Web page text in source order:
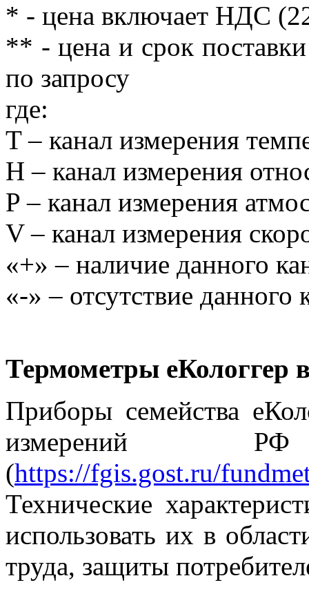
* - цена включает НДС
** - цена и срок
по запросу
где:
T – канал измерения
H – канал измерения
P – канал измерения
V – канал измерения
«+» – наличие данного
«-» – отсутствие данного
Термометры еКологгер
Приборы семейства
(https://fgis.gost.ru/
Технические
использовать их в
труда, защиты